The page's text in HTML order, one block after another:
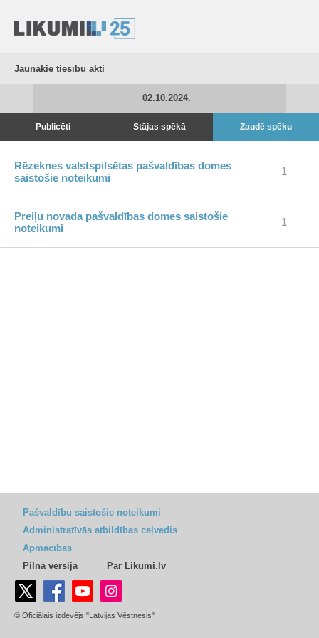
Jaunākie tiesību akti
02.10.2024.
Publicēti Stājas spēkā Zaudē spēku
Rēzeknes valstspilsētas pašvaldības domes
saistošie noteikumi
1
Preiļu novada pašvaldības domes saistošie
noteikumi
1
Pašvaldību saistošie noteikumi
Administratīvās atbildības ceļvedis
Apmācības
Pilnā versija
Par Likumi.lv
© Oficiālais izdevējs "Latvijas Vēstnesis"